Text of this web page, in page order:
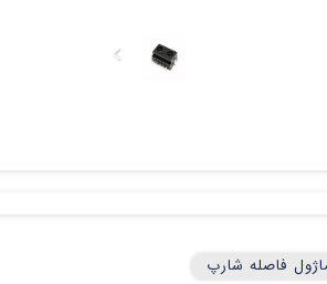
فاصله شارپ